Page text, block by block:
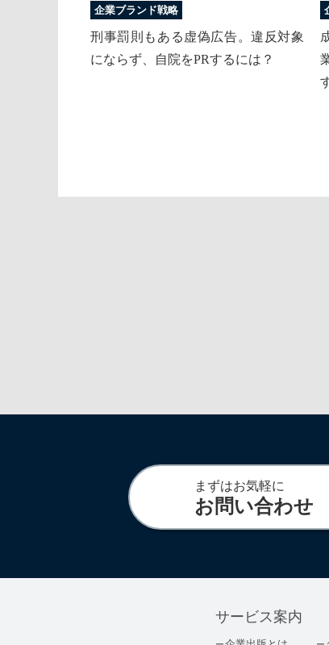
企業ブランド戦略
刑事罰則もある虚偽広告。違反対象
にならず、自院をPRするには？
まずはお気軽に
お問い合わせ
サービス案内